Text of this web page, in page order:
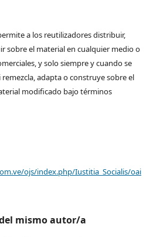
a los reutilizadores distribuir,
sobre el material en cualquier medio o
y solo siempre y cuando se
adapta o construye sobre el
modificado bajo términos
ojs/index.php/Iustitia_Socialis/oai
mismo autor/a